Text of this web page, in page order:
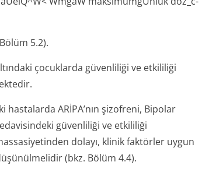
5.2).
çocuklarda güvenliliği ve etkililiği
hastalarda ARİPA’nın şizofreni, Bipolar
güvenliliği ve etkililiği
dolayı, klinik faktörler uygun
(bkz. Bölüm 4.4).